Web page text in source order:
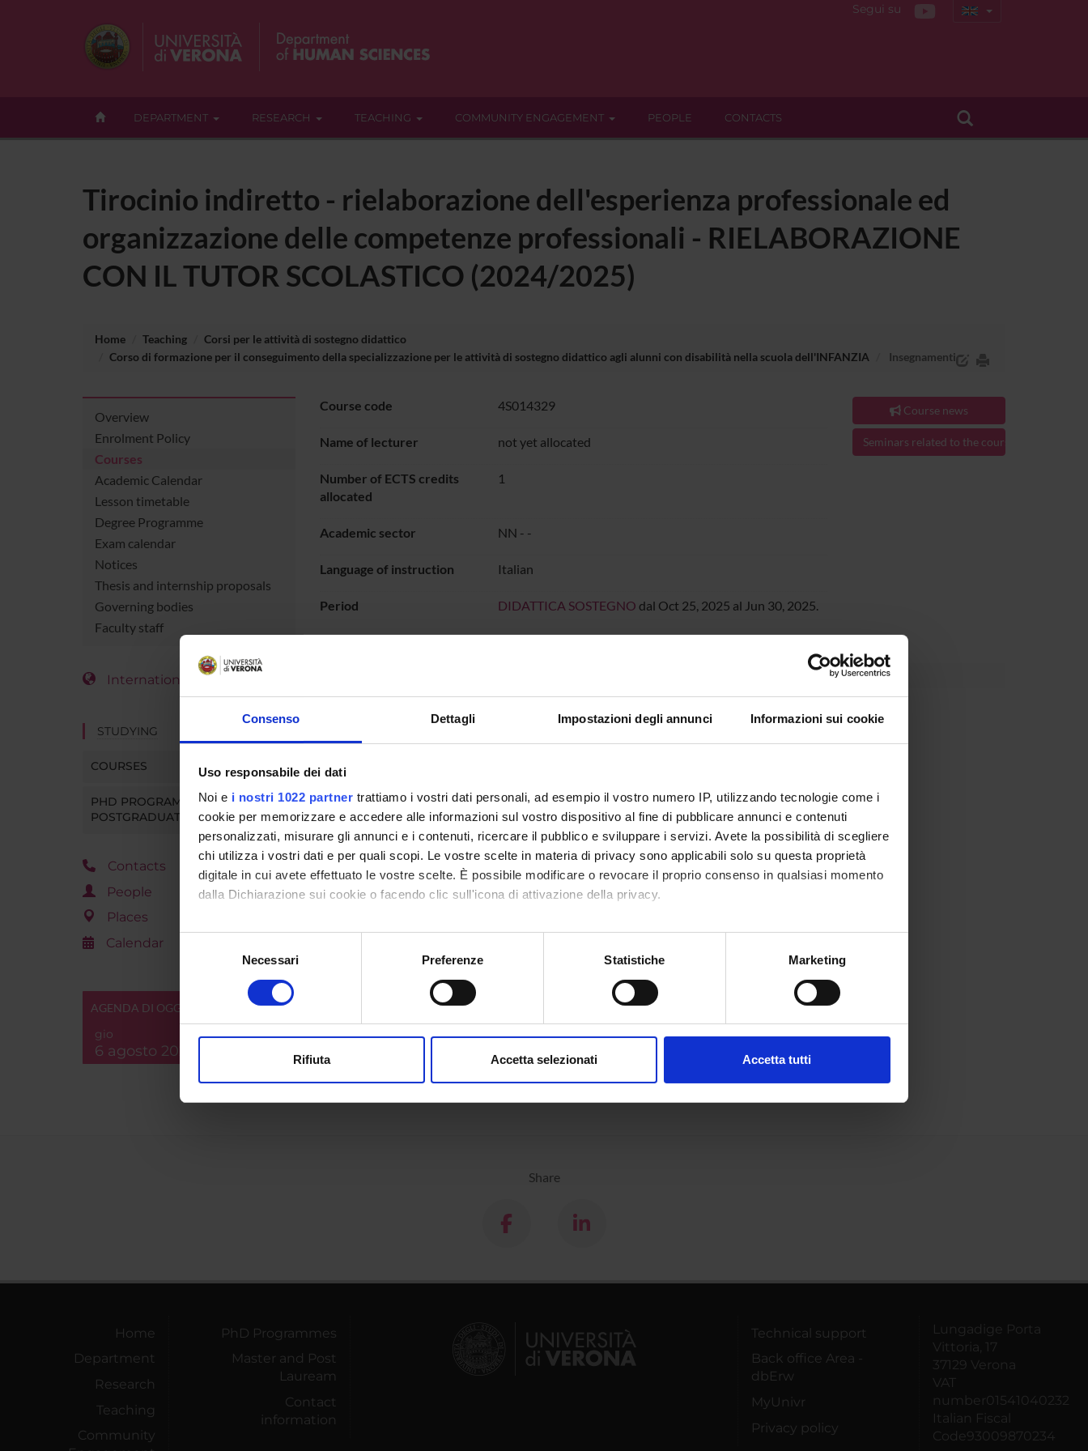
Consenso Dettagli Impostazioni degli annunci Informazioni sui cookie
Uso responsabile dei dati
Noi e i nostri 1022 partner trattiamo i vostri dati personali, ad esempio il vostro numero IP, utilizzando tecnologie come i
cookie per memorizzare e accedere alle informazioni sul vostro dispositivo al fine di pubblicare annunci e contenuti
personalizzati, misurare gli annunci e i contenuti, ricercare il pubblico e sviluppare i servizi. Avete la possibilità di scegliere
chi utilizza i vostri dati e per quali scopi. Le vostre scelte in materia di privacy sono applicabili solo su questa proprietà
digitale in cui avete effettuato le vostre scelte. È possibile modificare o revocare il proprio consenso in qualsiasi momento
dalla Dichiarazione sui cookie o facendo clic sull'icona di attivazione della privacy.
Con il tuo consenso, vorremmo anche:
raccogliere informazioni sulla tua posizione geografica, con un'approssimazione di qualche metro,
digitali).
modificare o ritirare il tuo consenso in qualsiasi momento dalla Dichiarazione sui cookie.
Necessari Preferenze Statistiche Marketing
Rifiuta Accetta selezionati Accetta tutti
Segui su
DEPARTMENT RESEARCH TEACHING COMMUNITY ENGAGEMENT PEOPLE CONTACTS
Tirocinio indiretto - rielaborazione dell'esperienza professionale ed
organizzazione delle competenze professionali - RIELABORAZIONE
CON IL TUTOR SCOLASTICO (2024/2025)
Home Teaching
Corsi per le attività di sostegno didattico
Corso di formazione per il conseguimento della specializzazione per le attività di sostegno didattico agli alunni con disabilità nella scuola dell'INFANZIA
Insegnamenti
Overview
Enrolment Policy
Courses
Academic Calendar
Lesson timetable
Degree Programme
Exam calendar
Notices
Thesis and internship proposals
Governing bodies
Faculty staff
International Students
STUDYING
COURSES
PHD PROGRAMMES AND
POSTGRADUATE TRAINING
Contacts
People
Places
Calendar
AGENDA DI OGGI
gio
6 agosto 2026
Course code 4S014329
Name of lecturer not yet allocated
Number of ECTS credits
allocated
1
Academic sector NN - -
Language of instruction Italian
Period DIDATTICA SOSTEGNO dal Oct 25, 2025 al Jun 30, 2025.
Course news
Seminars related to the course
Go to lesson schedule
Share
Home
Department
Research
Teaching
Community
PhD Programmes
Master and Post
Lauream
Contact
information
Technical support
Back office Area -
dbErw
MyUnivr
Privacy policy
Lungadige Porta
Vittoria, 17
37129 Verona
VAT
number01541040232
Italian Fiscal
Code93009870234